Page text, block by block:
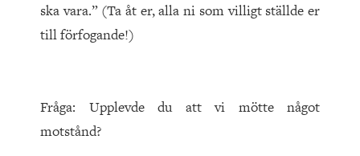
ska vara.” (Ta åt er, alla ni som villigt ställde er
till förfogande!)
Fråga: Upplevde du att vi mötte något
motstånd?